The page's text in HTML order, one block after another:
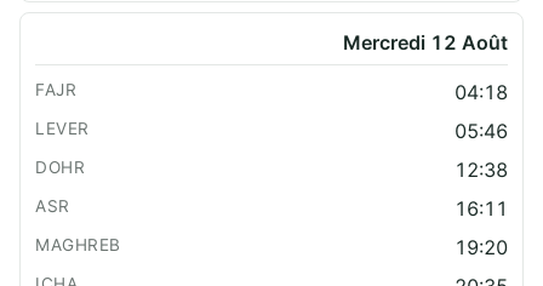
Mercredi 12 Août
04:18
05:46
12:38
16:11
19:20